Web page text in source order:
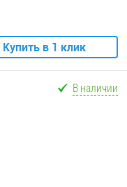
Купить в 1 клик
В наличии